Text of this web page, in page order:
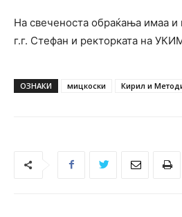
На свеченоста обраќања имаа
г.г. Стефан и ректорката на
ОЗНАКИ мицкоски Кирил и